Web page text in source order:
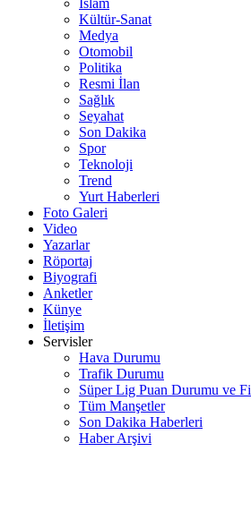
İslam
Kültür-Sanat
Medya
Otomobil
Politika
Resmi İlan
Sağlık
Seyahat
Son Dakika
Spor
Teknoloji
Trend
Yurt Haberleri
Foto Galeri
Video
Yazarlar
Röportaj
Biyografi
Anketler
Künye
İletişim
Servisler
Hava Durumu
Trafik Durumu
Süper Lig Puan Durumu ve
Tüm Manşetler
Son Dakika Haberleri
Haber Arşivi